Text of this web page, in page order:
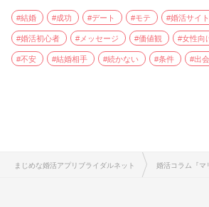
#結婚 #成功 #デート #モテ #婚活サイト
#婚活初心者 #メッセージ #価値観 #女性向
#不安 #結婚相手 #続かない #条件 #出
まじめな婚活アプリブライダルネット 婚活コラム『マ